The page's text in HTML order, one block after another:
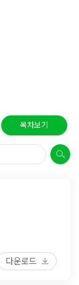
목차보기
다운로드